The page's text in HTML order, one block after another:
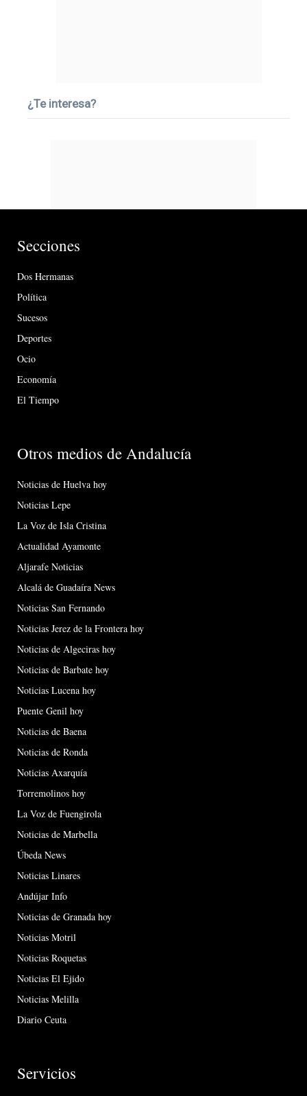
¿Te interesa?
Secciones
Dos Hermanas
Política
Sucesos
Deportes
Ocio
Economía
El Tiempo
Otros medios de Andalucía
Noticias de Huelva hoy
Noticias Lepe
La Voz de Isla Cristina
Actualidad Ayamonte
Aljarafe Noticias
Alcalá de Guadaíra News
Noticias San Fernando
Noticias Jerez de la Frontera hoy
Noticias de Algeciras hoy
Noticias de Barbate hoy
Noticias Lucena hoy
Puente Genil hoy
Noticias de Baena
Noticias de Ronda
Noticias Axarquía
Torremolinos hoy
La Voz de Fuengirola
Noticias de Marbella
Úbeda News
Noticias Linares
Andújar Info
Noticias de Granada hoy
Noticias Motril
Noticias Roquetas
Noticias El Ejido
Noticias Melilla
Diario Ceuta
Servicios